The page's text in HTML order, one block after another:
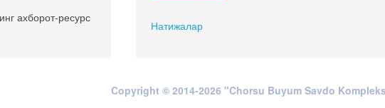
ахборот-ресурс
Натижалар
Copyright © 2014-2026 "Chorsu Buyum Savdo